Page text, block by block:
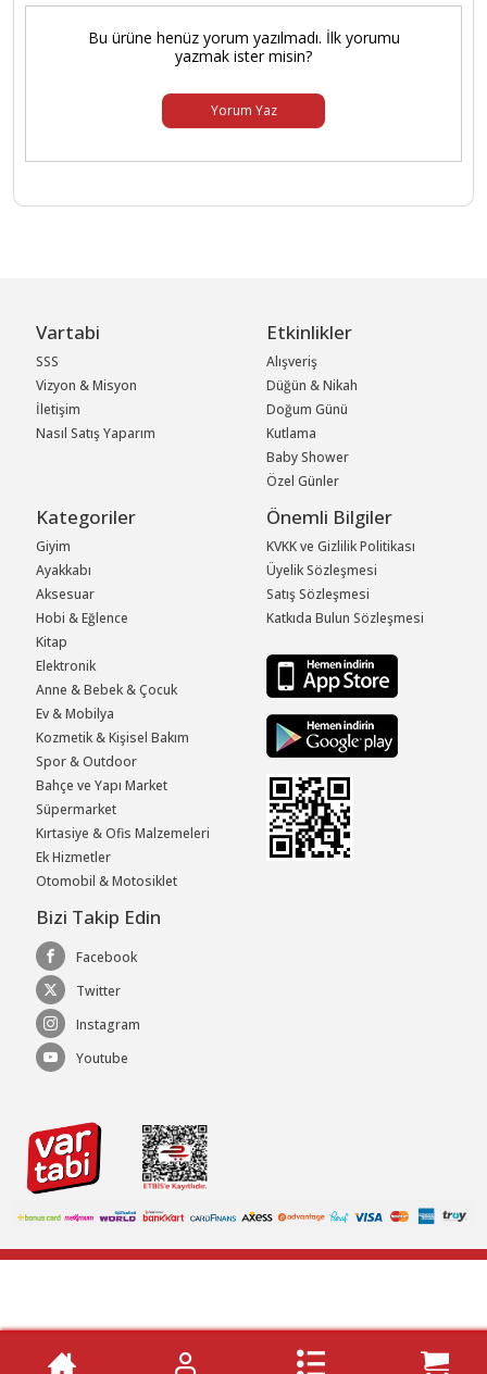
Bu ürüne henüz yorum yazılmadı. İlk yorumu
yazmak ister misin?
Yorum Yaz
Vartabi
SSS
Vizyon & Misyon
İletişim
Nasıl Satış Yaparım
Etkinlikler
Alışveriş
Düğün & Nikah
Doğum Günü
Kutlama
Baby Shower
Özel Günler
Kategoriler
Giyim
Ayakkabı
Aksesuar
Hobi & Eğlence
Kitap
Elektronik
Anne & Bebek & Çocuk
Ev & Mobilya
Kozmetik & Kişisel Bakım
Spor & Outdoor
Bahçe ve Yapı Market
Süpermarket
Kırtasiye & Ofis Malzemeleri
Ek Hizmetler
Otomobil & Motosiklet
Önemli Bilgiler
KVKK ve Gizlilik Politikası
Üyelik Sözleşmesi
Satış Sözleşmesi
Katkıda Bulun Sözleşmesi
Bizi Takip Edin
Facebook
Twitter
Instagram
Youtube